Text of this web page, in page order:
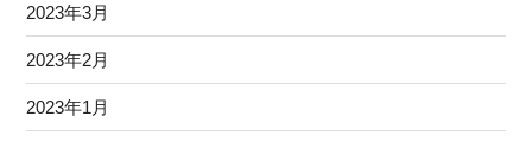
2023年3月
2023年2月
2023年1月